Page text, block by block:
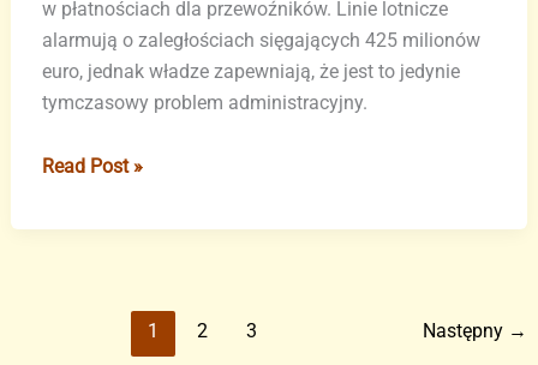
w płatnościach dla przewoźników. Linie lotnicze
alarmują o zaległościach sięgających 425 milionów
euro, jednak władze zapewniają, że jest to jedynie
tymczasowy problem administracyjny.
Rząd
gwarantuje
Read Post »
1 2 3 Następny →